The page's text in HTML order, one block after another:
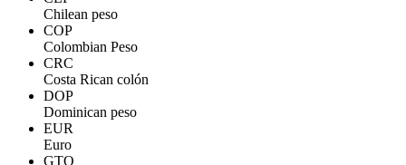
Chilean peso
COP
Colombian Peso
CRC
Costa Rican colón
DOP
Dominican peso
EUR
Euro
GTQ